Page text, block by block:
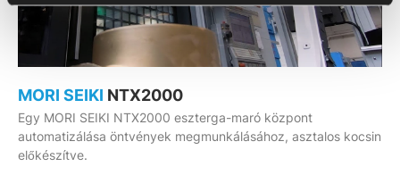
MORI SEIKI NTX2000
Egy MORI SEIKI NTX2000 eszterga-maró központ
automatizálása öntvények megmunkálásához, asztalos kocsin
előkészítve.